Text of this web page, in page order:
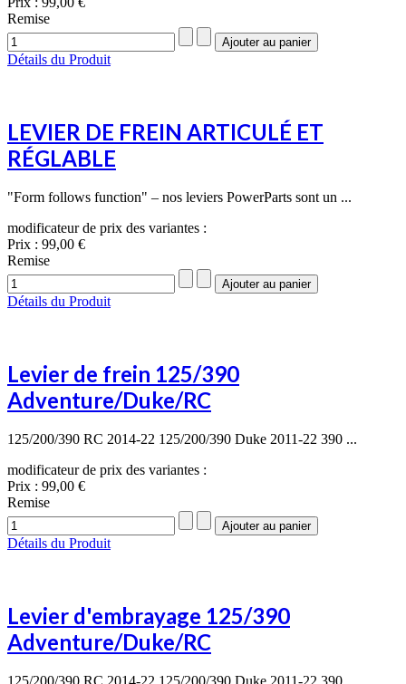
Remise
Détails du Produit
LEVIER DE FREIN ARTICULÉ ET
RÉGLABLE
"Form follows function" – nos leviers PowerParts sont un ...
modificateur de prix des variantes :
Prix : 99,00 €
Remise
Détails du Produit
Levier de frein 125/390
Adventure/Duke/RC
125/200/390 RC 2014-22 125/200/390 Duke 2011-22 390 ...
modificateur de prix des variantes :
Prix : 99,00 €
Remise
Détails du Produit
Levier d'embrayage 125/390
Adventure/Duke/RC
125/200/390 RC 2014-22 125/200/390 Duke 2011-22 390 ...